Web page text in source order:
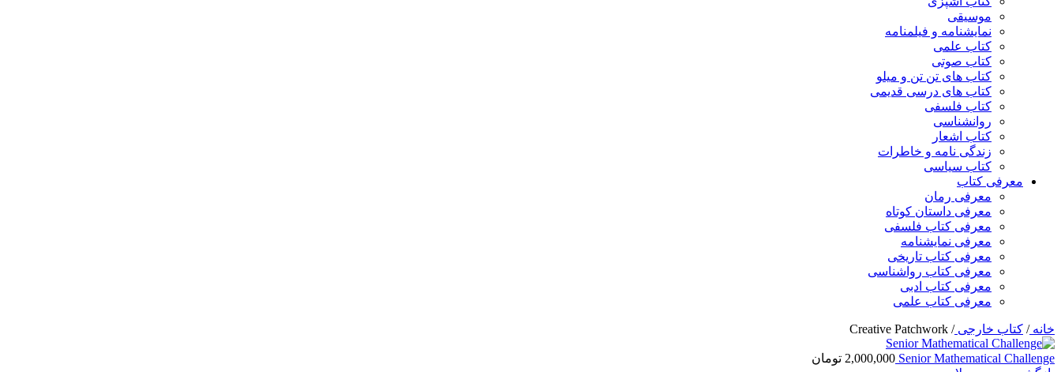
موسیقی
نمایشنامه و فیلمنامه
کتاب علمی
کتاب صوتی
کتاب های تن تن و میلو
کتاب های درسی قدیمی
کتاب فلسفی
روانشناسی
کتاب اشعار
زندگی نامه و خاطرات
کتاب سیاسی
معرفی کتاب
معرفی رمان
معرفی داستان کوتاه
معرفی کتاب فلسفی
معرفی نمایشنامه
معرفی کتاب تاریخی
معرفی کتاب رواشناسی
معرفی کتاب ادبی
معرفی کتاب علمی
خانه/ کتاب خارجی/
Creative Patchwork
Senior Mathematical Challenge
2,000,000 تومان